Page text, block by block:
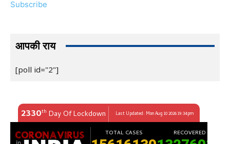
Subscribe
आपकी राय
[poll id="2"]